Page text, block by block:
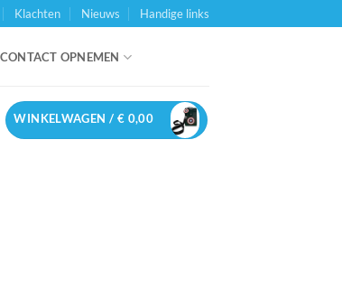
Klachten Nieuws Handige links
CONTACT OPNEMEN
WINKELWAGEN / € 0,00